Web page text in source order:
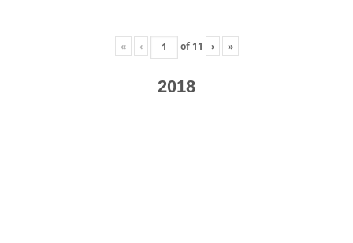
« ‹ of 11 › »
2018